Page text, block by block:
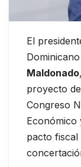
El
Maldonado
proyecto de
Congreso
pacto